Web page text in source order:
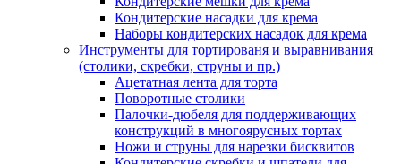
Кондитерские насадки для крема
Наборы кондитерских насадок для крема
Инструменты для тортированя и выравнивания
(столики, скребки, струны и пр.)
Ацетатная лента для торта
Поворотные столики
Палочки-дюбеля для поддерживающих
конструкций в многоярусных тортах
Ножи и струны для нарезки бисквитов